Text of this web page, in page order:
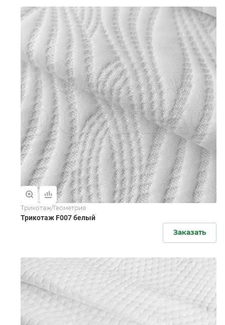
Трикотаж/Геометрия
Трикотаж F007 белый
Заказать